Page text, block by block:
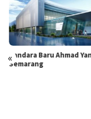
«
Bandara Baru Ahmad Yani
Semarang